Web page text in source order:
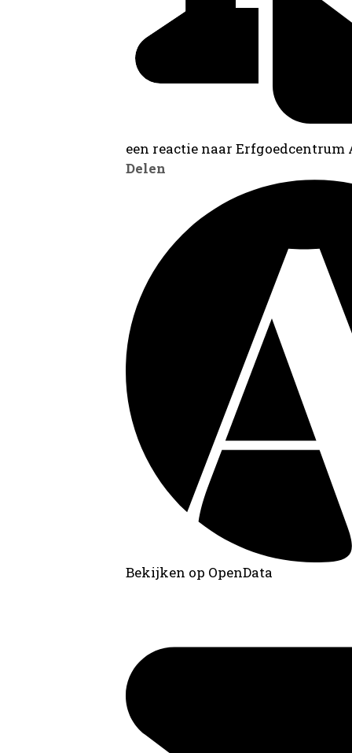
een reactie naar
Delen
Bekijken op OpenData